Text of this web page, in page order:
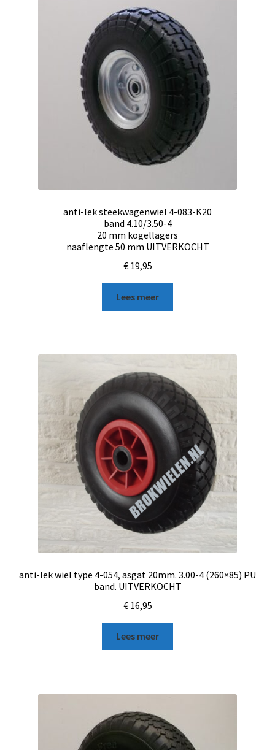
anti-lek steekwagenwiel 4-083-K20
band 4.10/3.50-4
20 mm kogellagers
naaflengte 50 mm UITVERKOCHT
€19,95
Lees meer
anti-lek wiel type 4-054, asgat 20mm. 3.00-4 (260×85) PU
band. UITVERKOCHT
€16,95
Lees meer